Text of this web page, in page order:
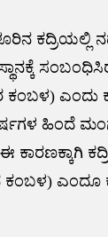
ಕದ್ರಿಯಲ್ಲಿ
ಕಂಬಳ) ಎಂದು
ಹಿಂದೆ
ಎಂದೂ